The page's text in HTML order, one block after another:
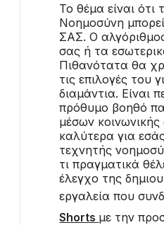
Το θέμα είναι
Νοημοσύνη
ΣΑΣ. Ο
σας ή τα
Πιθανότατα θα
τις επιλογές του
διαμάντια. Είναι
πρόθυμο βοηθό
μέσων κοινωνικής
καλύτερα για
τεχνητής
τι πραγματικά
έλεγχο της
εργαλεία που
Shorts με την